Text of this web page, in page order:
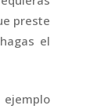
preste
el